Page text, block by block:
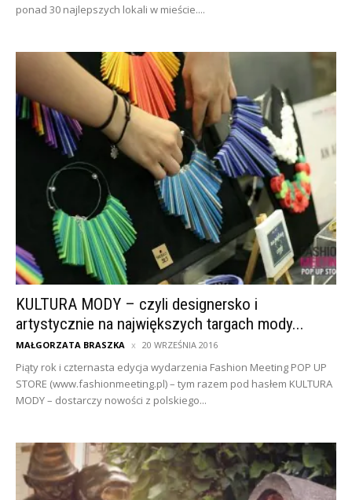
ponad 30 najlepszych lokali w mieście....
KULTURA MODY – czyli designersko i
artystycznie na największych targach mody...
MAŁGORZATA BRASZKA 20 WRZEŚNIA 2016
Piąty rok i czternasta edycja wydarzenia Fashion Meeting POP UP
STORE (www.fashionmeeting.pl) – tym razem pod hasłem KULTURA
MODY – dostarczy nowości z polskiego...